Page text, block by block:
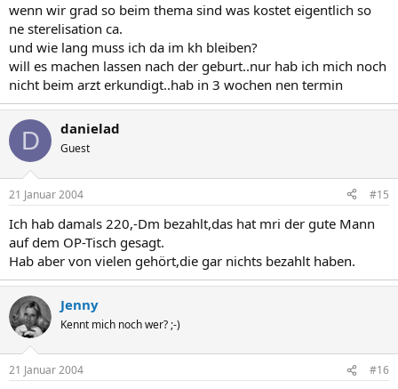
wenn wir grad so beim thema sind was kostet eigentlich so
ne sterelisation ca.
und wie lang muss ich da im kh bleiben?
will es machen lassen nach der geburt..nur hab ich mich noch
nicht beim arzt erkundigt..hab in 3 wochen nen termin
D danielad
Guest
21 Januar 2004 #15
Ich hab damals 220,-Dm bezahlt,das hat mri der gute Mann
auf dem OP-Tisch gesagt.
Hab aber von vielen gehört,die gar nichts bezahlt haben.
Jenny
Kennt mich noch wer? ;-)
21 Januar 2004 #16